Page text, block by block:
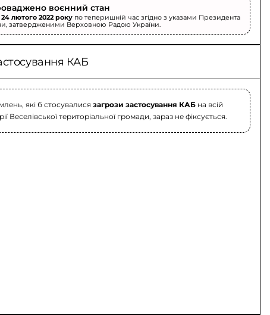
воєнний стан
24 лютого 2022 року по теперишній час згідно з указами Президента
затвердженими Верховною Радою України.
КАБ
які б стосувалисязагрози застосування КАБ на всій
Веселівської територіальної громади, зараз не фіксується.